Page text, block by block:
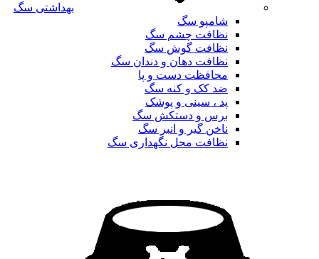
بهداشتی سگ
شامپو سگ
نظافت چشم سگ
نظافت گوش سگ
نظافت دهان و دندان سگ
محافظت دست و پا
ضد کک و کنه سگ
پد ، سینی و پوشک
برس و دستکش سگ
ناخن گیر و انبر سگ
نظافت محل نگهداری سگ